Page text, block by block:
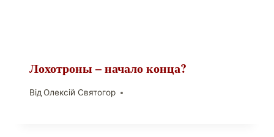
Лохотроны – начало конца?
Від Олексій Святогор